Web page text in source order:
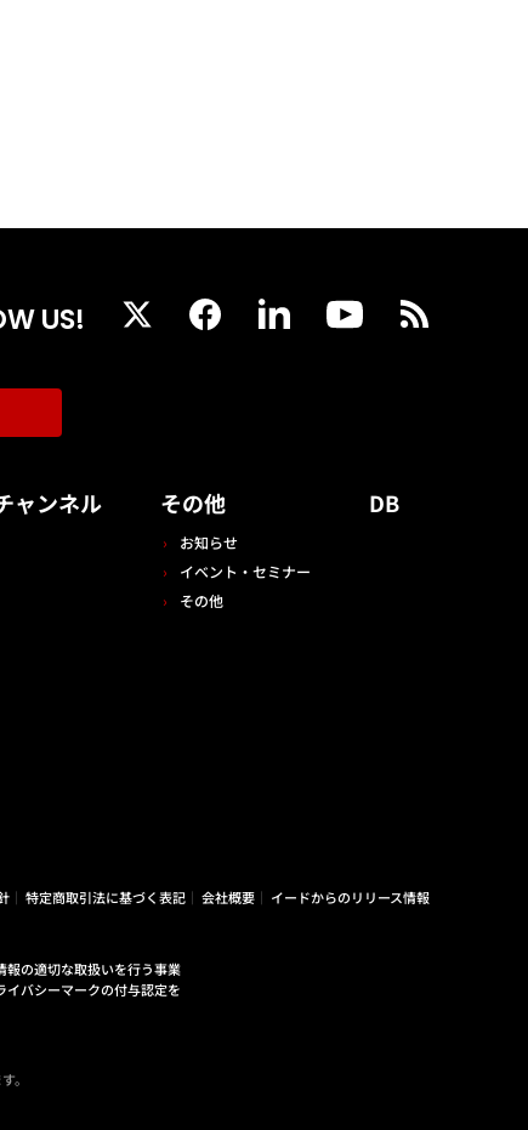
US!
ャンネル その他
お知らせ
イベント・セミナー
その他
DB
特定商取引法に基づく表記 会社概要 イードからのリリース情報
報の適切な取扱いを行う事業
イバシーマークの付与認定を
。